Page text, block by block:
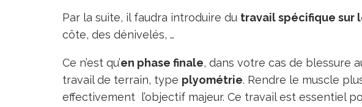
Par la suite, il faudra introduire du travail spécifique sur
côte, des dénivelés, …
Ce n’est qu’en phase finale, dans votre cas de blessure
travail de terrain, type plyométrie. Rendre le muscle
effectivement l’objectif majeur. Ce travail est essentiel